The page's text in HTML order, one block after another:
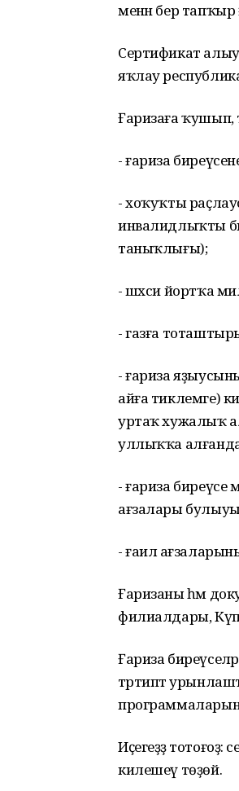
менән бер
Сертификат алыу
яҡлау
Ғаризаға ҡушып,
- ғариза
- хоҡуҡты
инвалидлыҡты
таныҡлығы);
- шәхси йортҡа
- газға
- ғариза
айға тиклемге)
уртаҡ хужалыҡ
уллыҡҡа
- ғариза биреүсе
ағзалары
- ғаилә
Ғаризаны һәм
филиалдары,
Ғариза
тәртиптә
Иҫегеҙҙә
килешеү төҙөй.